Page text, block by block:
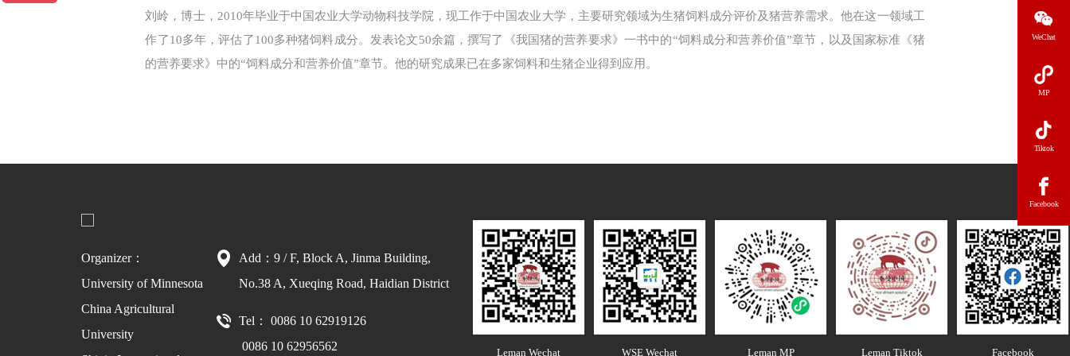
刘岭，博士，2010年毕业于中国农业大学动物科技学院，现工作于中国农业大学，主要研究领域为生猪饲料成分评价及猪营养需求。他在这一领域工
作了10多年，评估了100多种猪饲料成分。发表论文50余篇，撰写了《我国猪的营养要求》一书中的“饲料成分和营养价值”章节，以及国家标准《猪
的营养要求》中的“饲料成分和营养价值”章节。他的研究成果已在多家饲料和生猪企业得到应用。
Organizer：
University of Minnesota
China Agricultural
University
Add：9 / F, Block A, Jinma Building,
No.38 A, Xueqing Road, Haidian District
Tel： 0086 10 62919126
0086 10 62956562
Leman Wechat WSE Wechat Leman MP Leman Tiktok Facebook
WeChat
MP
Tiktok
Facebook